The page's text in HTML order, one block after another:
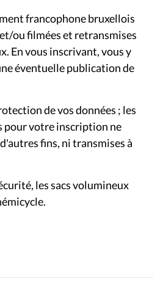
francophone bruxellois
ou filmées et retransmises
En vous inscrivant, vous y
éventuelle publication de
de vos données ; les
pour votre inscription ne
fins, ni transmises à
les sacs volumineux